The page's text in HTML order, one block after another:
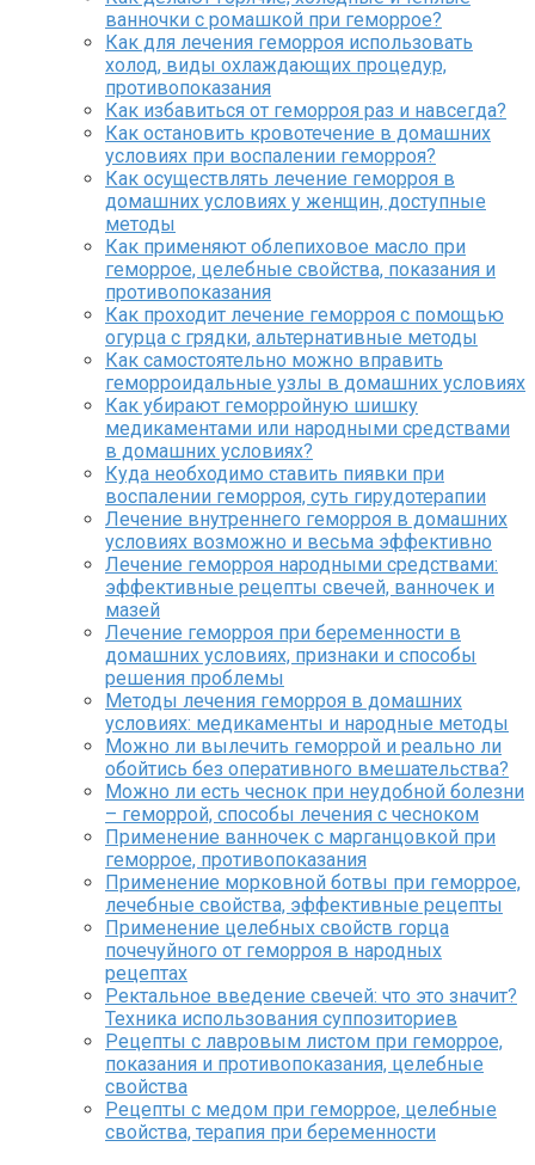
ванночки с ромашкой при геморрое?
Как для лечения геморроя использовать
холод, виды охлаждающих процедур,
противопоказания
Как избавиться от геморроя раз и навсегда?
Как остановить кровотечение в домашних
условиях при воспалении геморроя?
Как осуществлять лечение геморроя в
домашних условиях у женщин, доступные
методы
Как применяют облепиховое масло при
геморрое, целебные свойства, показания и
противопоказания
Как проходит лечение геморроя с помощью
огурца с грядки, альтернативные методы
Как самостоятельно можно вправить
геморроидальные узлы в домашних условиях
Как убирают геморройную шишку
медикаментами или народными средствами
в домашних условиях?
Куда необходимо ставить пиявки при
воспалении геморроя, суть гирудотерапии
Лечение внутреннего геморроя в домашних
условиях возможно и весьма эффективно
Лечение геморроя народными средствами:
эффективные рецепты свечей, ванночек и
мазей
Лечение геморроя при беременности в
домашних условиях, признаки и способы
решения проблемы
Методы лечения геморроя в домашних
условиях: медикаменты и народные методы
Можно ли вылечить геморрой и реально ли
обойтись без оперативного вмешательства?
Можно ли есть чеснок при неудобной болезни
– геморрой, способы лечения с чесноком
Применение ванночек с марганцовкой при
геморрое, противопоказания
Применение морковной ботвы при геморрое,
лечебные свойства, эффективные рецепты
Применение целебных свойств горца
почечуйного от геморроя в народных
рецептах
Ректальное введение свечей: что это значит?
Техника использования суппозиториев
Рецепты с лавровым листом при геморрое,
показания и противопоказания, целебные
свойства
Рецепты с медом при геморрое, целебные
свойства, терапия при беременности